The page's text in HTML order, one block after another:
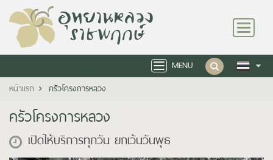
Toggle
navigation
MENU
Toggle
navigation
หน้าแรก ครัวโครงการหลวง
ครัวโครงการหลวง
เปิดให้บริการทุกวัน ยกเว้นวันพุธ